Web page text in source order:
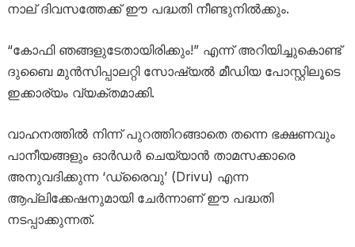
നാല് ദിവസത്തേക്ക് ഈ പദ്ധതി നീണ്ടുനിൽക്കും.
“കോഫി ഞങ്ങളുടേതായിരിക്കും!” എന്ന് അറിയിച്ചുകൊണ്ട്
ദുബൈ മുൻസിപ്പാലറ്റി സോഷ്യൽ മീഡിയ പോസ്റ്റിലൂടെ
ഇക്കാര്യം വ്യക്തമാക്കി.
വാഹനത്തിൽ നിന്ന് പുറത്തിറങ്ങാതെ തന്നെ ഭക്ഷണവും
പാനീയങ്ങളും ഓർഡർ ചെയ്യാൻ താമസക്കാരെ
അനുവദിക്കുന്ന ‘ഡ്രൈവു’ (Drivu) എന്ന
ആപ്ലിക്കേഷനുമായി ചേർന്നാണ് ഈ പദ്ധതി
നടപ്പാക്കുന്നത്.